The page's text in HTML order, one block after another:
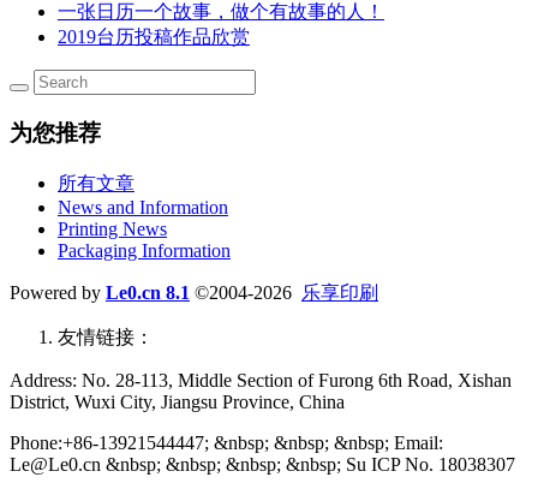
一张日历一个故事，做个有故事的人！
2019台历投稿作品欣赏
为您推荐
所有文章
News and Information
Printing News
Packaging Information
Powered by Le0.cn 8.1 ©2004-2026 乐享印刷
友情链接：
Address: No. 28-113, Middle Section of Furong 6th Road, Xishan
District, Wuxi City, Jiangsu Province, China
Phone:+86-13921544447; &nbsp; &nbsp; &nbsp; Email:
Le@Le0.cn &nbsp; &nbsp; &nbsp; &nbsp; Su ICP No. 18038307